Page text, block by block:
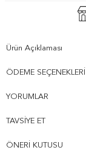
Ürün Açıklaması
ÖDEME SEÇENEKLERI
YORUMLAR
TAVSIYE ET
ÖNERI KUTUSU